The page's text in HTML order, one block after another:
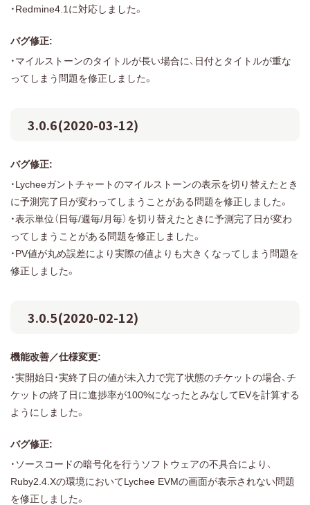
・Redmine4.1に対応しました。
バグ修正:
・マイルストーンのタイトルが長い場合に、日付とタイトルが重な
ってしまう問題を修正しました。
3.0.6(2020-03-12)
バグ修正:
・Lycheeガントチャートのマイルストーンの表示を切り替えたとき
に予測完了日が変わってしまうことがある問題を修正しました。
・表示単位（日毎/週毎/月毎）を切り替えたときに予測完了日が変わ
ってしまうことがある問題を修正しました。
・PV値が丸め誤差により実際の値よりも大きくなってしまう問題を
修正しました。
3.0.5(2020-02-12)
機能改善／仕様変更:
・実開始日・実終了日の値が未入力で完了状態のチケットの場合、チ
ケットの終了日に進捗率が100%になったとみなしてEVを計算する
ようにしました。
バグ修正:
・ソースコードの暗号化を行うソフトウェアの不具合により、
Ruby2.4.Xの環境においてLychee EVMの画面が表示されない問題
を修正しました。